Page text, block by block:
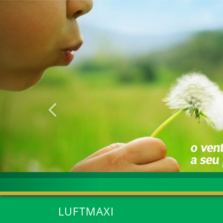
Anterior
LUFTMAXI